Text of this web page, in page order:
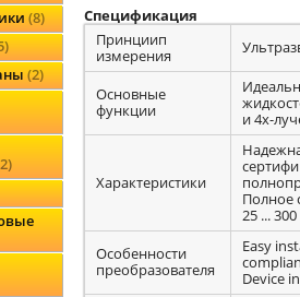
8
2
2
Спецификация
Принциип
измерения
Основные
функции
и 4х-
Характеристики
Полное
25 ...
Особенности
преобразователя
Easy
Device